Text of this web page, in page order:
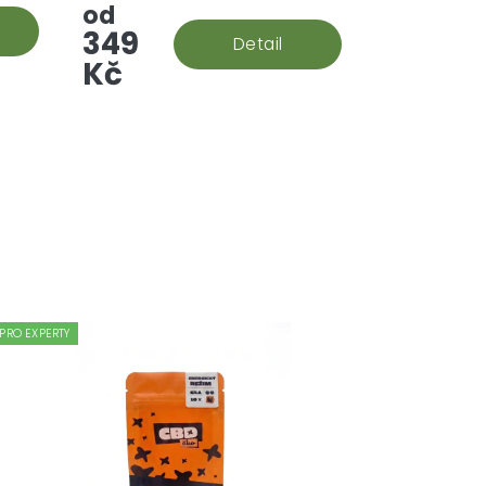
99
od
349
Kč
Detail
se ponoří do konopného
extraktu, který se následně...
PRO EXPERTY